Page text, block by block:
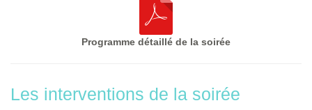
Programme détaillé de la soirée
Les interventions de la soirée